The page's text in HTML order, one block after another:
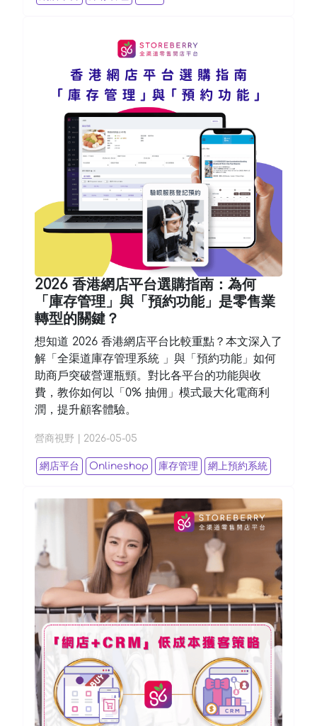
2026 香港網店平台選購指南：為何
「庫存管理」與「預約功能」是零售業
轉型的關鍵？
想知道 2026 香港網店平台比較重點？本文深入了
解「全渠道庫存管理系統 」與「預約功能」如何
助商戶突破營運瓶頸。對比各平台的功能與收
費，教你如何以「0% 抽佣」模式最大化電商利
潤，提升顧客體驗。
營商視野 2026-05-05
網店平台 Onlineshop 庫存管理 網上預約系統